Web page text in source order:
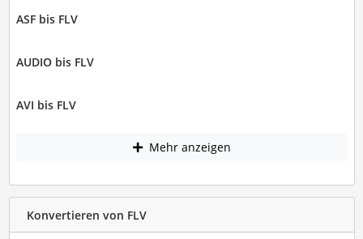
ASF bis FLV
AUDIO bis FLV
AVI bis FLV
Mehr anzeigen
Konvertieren von FLV